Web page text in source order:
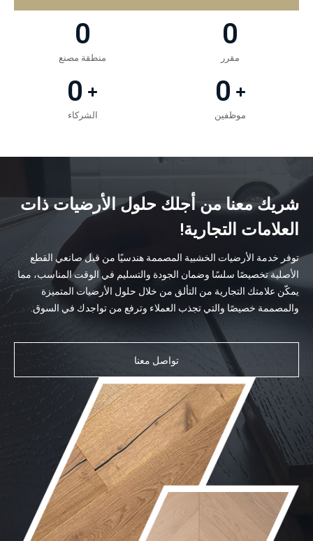
مقرر
0
منطقة مصنع
0
0
موظفين
0
الشركاء
شريك معنا من أجلك حلول الأرضيات ذات
العلامات التجارية!
توفر خدمة الأرضيات الخشبية المصممة هندسيًا من قبل صانعي القطع
الأصلية تخصيصًا سلسًا وضمان الجودة والتسليم في الوقت المناسب، مما
يمكّن علامتك التجارية من التألق من خلال حلول الأرضيات المتميزة
والمصممة خصيصًا والتي تجذب العملاء وترفع من تواجدك في السوق.
تواصل معنا